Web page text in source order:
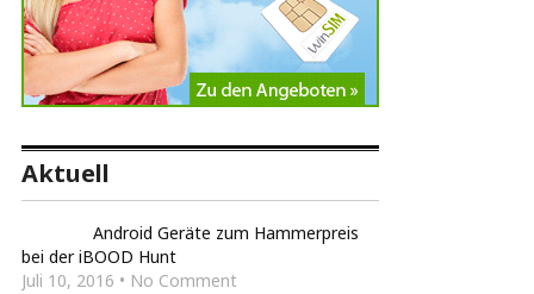
Aktuell
Android Geräte zum Hammerpreis
bei der iBOOD Hunt
Juli 10, 2016 • No Comment